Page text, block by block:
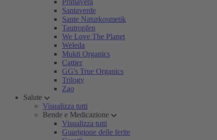
Primavera
Santaverde
Sante Naturkosmetik
Tautropfen
We Love The Planet
Weleda
Mukti Organics
Cattier
GG's True Organics
Trilogy
Zao
Salute
Visualizza tutti
Bende e Medicazione
Visualizza tutti
Guarigione delle ferite